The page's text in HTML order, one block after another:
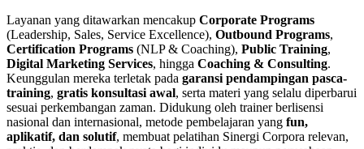
Layanan yang ditawarkan mencakup Corporate Programs
(Leadership, Sales, Service Excellence), Outbound Programs,
Certification Programs (NLP & Coaching), Public Training,
Digital Marketing Services, hingga Coaching & Consulting.
Keunggulan mereka terletak pada garansi pendampingan pasca-
training, gratis konsultasi awal, serta materi yang selalu diperbarui
sesuai perkembangan zaman. Didukung oleh trainer berlisensi
nasional dan internasional, metode pembelajaran yang fun,
aplikatif, dan solutif, membuat pelatihan Sinergi Corpora relevan,